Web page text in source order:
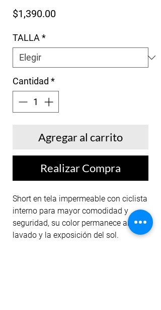
$1,390.00Precio
TALLA *
Cantidad *
Agregar al carrito
Realizar Compra
Short en tela impermeable con ciclista
interno para mayor comodidad y
seguridad, su color permanece ante el
lavado y la exposición del sol.